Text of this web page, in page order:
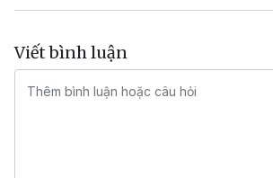
Viết bình luận